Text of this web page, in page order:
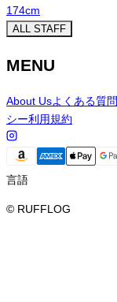
174cm
ALL STAFF
MENU
About Usよくある質問
シー利用規約
言語
© RUFFLOG